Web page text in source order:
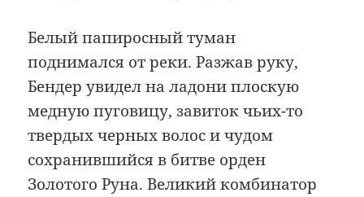
Белый папиросный туман
поднимался от реки. Разжав руку,
Бендер увидел на ладони плоскую
медную пуговицу, завиток чьих-то
твердых черных волос и чудом
сохранившийся в битве орден
Золотого Руна. Великий комбинатор